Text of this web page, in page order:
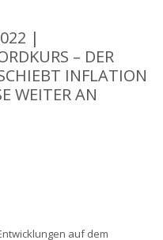
|
– DER
INFLATION
WEITER AN